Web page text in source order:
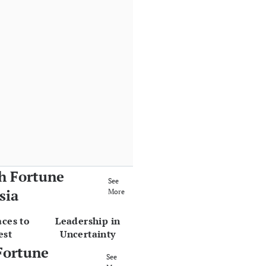
Fortune
See
More
to
Leadership in
Uncertainty
See